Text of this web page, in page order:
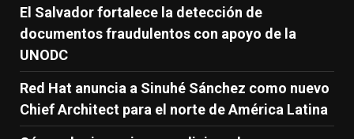
El Salvador fortalece la detección de
documentos fraudulentos con apoyo de la
UNODC
Red Hat anuncia a Sinuhé Sánchez como nuevo
Chief Architect para el norte de América Latina